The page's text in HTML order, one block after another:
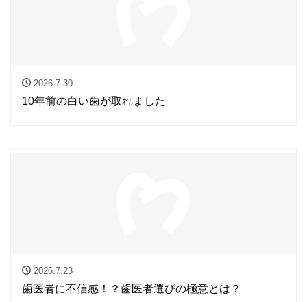
2026.7.30
10年前の白い歯が取れました
2026.7.23
歯医者に不信感！？歯医者選びの極意とは？